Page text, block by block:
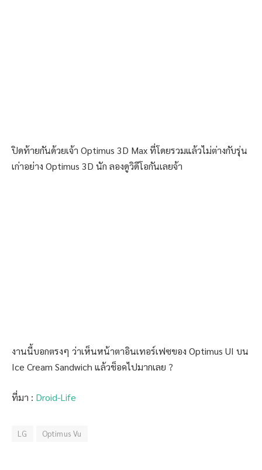
ปิดท้ายกันด้วยเจ้า Optimus 3D Max ที่โดยรวมแล้วไม่ต่างกับรุ่น
เก่าอย่าง Optimus 3D นัก ลองดูวิดีโอกันเลยจ้า
งานนี้บอกตรงๆ ว่าเห็นหน้าตาอินเทอร์เฟซของ Optimus UI บน
Ice Cream Sandwich แล้วช็อคไปมากเลย ?
ที่มา : Droid-Life
LG Optimus Vu